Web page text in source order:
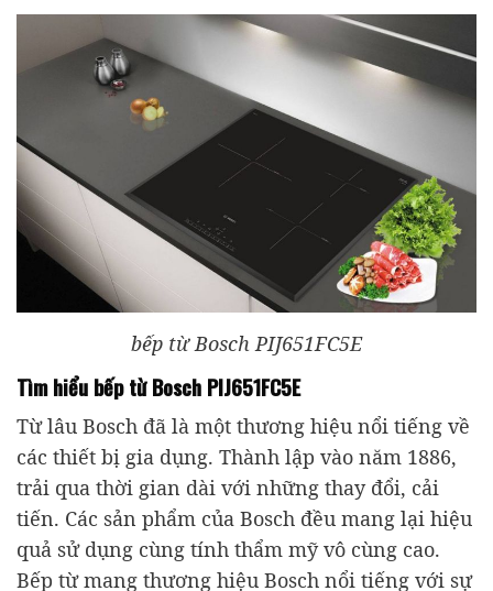
bếp từ Bosch PIJ651FC5E
Tìm hiểu bếp từ Bosch PIJ651FC5E
Từ lâu Bosch đã là một thương hiệu nổi tiếng về
các thiết bị gia dụng. Thành lập vào năm 1886,
trải qua thời gian dài với những thay đổi, cải
tiến. Các sản phẩm của Bosch đều mang lại hiệu
quả sử dụng cùng tính thẩm mỹ vô cùng cao.
Bếp từ mang thương hiệu Bosch nổi tiếng với sự